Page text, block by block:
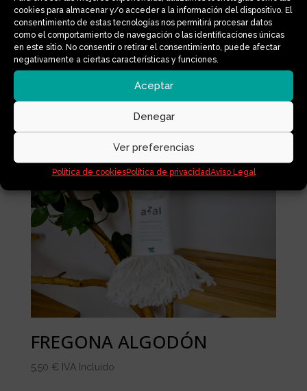
cookies para almacenar y/o acceder a la información del dispositivo. El
consentimiento de estas tecnologías nos permitirá procesar datos
como el comportamiento de navegación o las identificaciones únicas
en este sitio. No consentir o retirar el consentimiento, puede afectar
negativamente a ciertas características y funciones.
Aceptar
Denegar
Ver preferencias
Política de cookiesPolítica de privacidadAviso Legal
El set de camping ideal para 2 personas,
diseñado para cocinar o calentar alimentos
de forma sencilla y ligera, sin agregar peso
innecesario a tu equipaje.
Productos relacionados
FREGONA ALGODÓN
5,50 € IVA Incluido